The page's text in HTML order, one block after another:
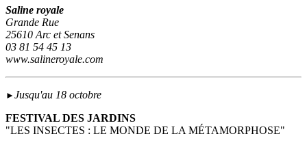
Saline royale
Grande Rue
25610 Arc et Senans
03 81 54 45 13
www.salineroyale.com
► Jusqu'au 18 octobre
FESTIVAL DES JARDINS
"LES INSECTES : LE MONDE DE LA MÉTAMORPHOSE"